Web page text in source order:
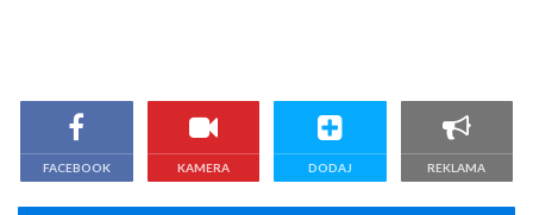
FACEBOOK KAMERA DODAJ REKLAMA